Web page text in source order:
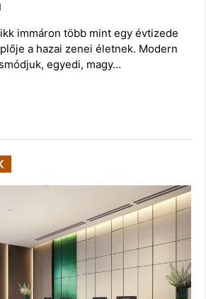
immáron több mint egy évtizede
a hazai zenei életnek. Modern
egyedi, magy…